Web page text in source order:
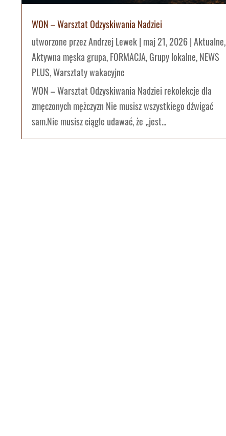
WON – Warsztat Odzyskiwania Nadziei
utworzone przezAndrzej Lewek| maj 21, 2026|Aktualne,
Aktywna męska grupa,FORMACJA,Grupy lokalne,NEWS
PLUS,Warsztaty wakacyjne
WON – Warsztat Odzyskiwania Nadziei rekolekcje dla
zmęczonych mężczyzn Nie musisz wszystkiego dźwigać
sam.Nie musisz ciągle udawać, że „jest...